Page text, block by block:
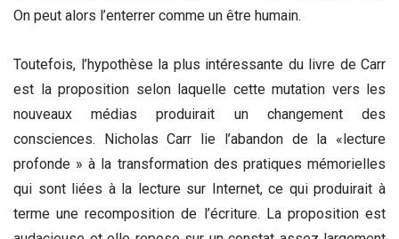
On peut alors l’enterrer comme un être humain.
Toutefois, l’hypothèse la plus intéressante du livre de Carr
est la proposition selon laquelle cette mutation vers les
nouveaux médias produirait un changement des
consciences. Nicholas Carr lie l’abandon de la «lecture
profonde » à la transformation des pratiques mémorielles
qui sont liées à la lecture sur Internet, ce qui produirait à
terme une recomposition de l’écriture. La proposition est